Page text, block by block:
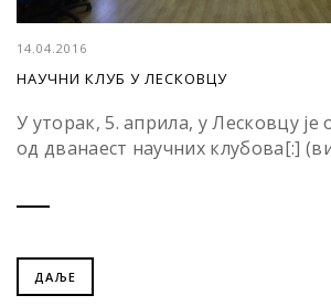
14.04.2016
НАУЧНИ КЛУБ У ЛЕСКОВЦУ
У уторак, 5. априла, у Лесковцу
од дванаест научних клубова[:]
ДАЉЕ